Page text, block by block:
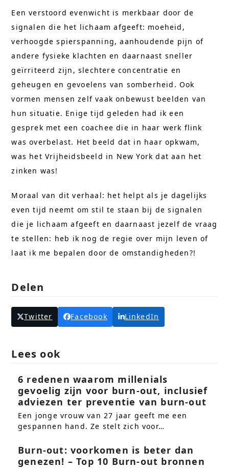
Een verstoord evenwicht is merkbaar door de
signalen die het lichaam afgeeft: moeheid,
verhoogde spierspanning, aanhoudende pijn of
andere fysieke klachten en daarnaast sneller
geïrriteerd zijn, slechtere concentratie en
geheugen en gevoelens van somberheid. Ook
vormen mensen zelf vaak onbewust beelden van
hun situatie. Enige tijd geleden had ik een
gesprek met een coachee die in haar werk flink
was overbelast. Het beeld dat in haar opkwam,
was het Vrijheidsbeeld in New York dat aan het
zinken was!
Moraal van dit verhaal: het helpt als je dagelijks
even tijd neemt om stil te staan bij de signalen
die je lichaam afgeeft en daarnaast jezelf de vraag
te stellen: heb ik nog de regie over mijn leven of
laat ik me bepalen door de omstandigheden?!
Delen
Twitter Facebook LinkedIn
Lees ook
6 redenen waarom millenials
gevoelig zijn voor burn-out, inclusief
adviezen ter preventie van burn-out
Een jonge vrouw van 27 jaar geeft me een
gespannen hand. Ze stelt zich voor…
Burn-out: voorkomen is beter dan
genezen! – Top 10 Burn-out bronnen